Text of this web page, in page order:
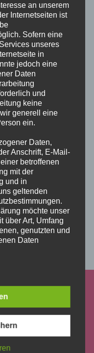
an unserem
Internetseiten ist
Sofern eine
unseres
in
jedoch eine
Daten
und
keine
generell eine
ein.
Daten,
Anschrift, E-Mail-
betroffenen
mit der
und in
geltenden
möchte unser
über Art, Umfang
genutzten und
Daten
über die ihnen
Verantwortlicher
möglichst
Daten
Internetbasierte